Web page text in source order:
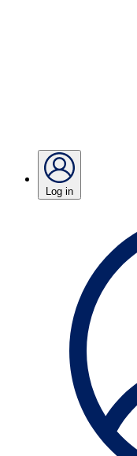
Log in